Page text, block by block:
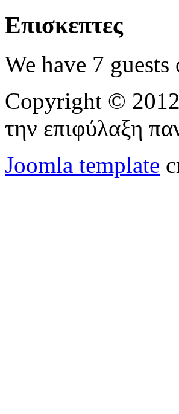
Επισκεπτες
We have 7 guests
Copyright ©
την επιφύλαξη
Joomla template